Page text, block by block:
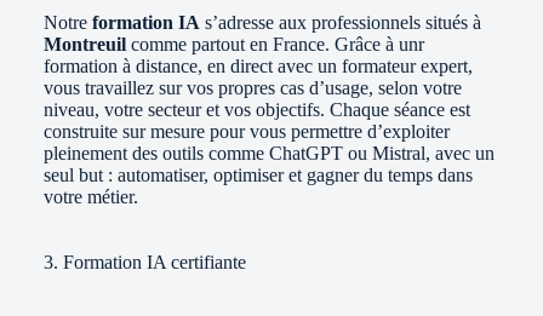
Notre formation IA s’adresse aux professionnels situés à
Montreuil comme partout en France. Grâce à unr
formation à distance, en direct avec un formateur expert,
vous travaillez sur vos propres cas d’usage, selon votre
niveau, votre secteur et vos objectifs. Chaque séance est
construite sur mesure pour vous permettre d’exploiter
pleinement des outils comme ChatGPT ou Mistral, avec un
seul but : automatiser, optimiser et gagner du temps dans
votre métier.
3. Formation IA certifiante